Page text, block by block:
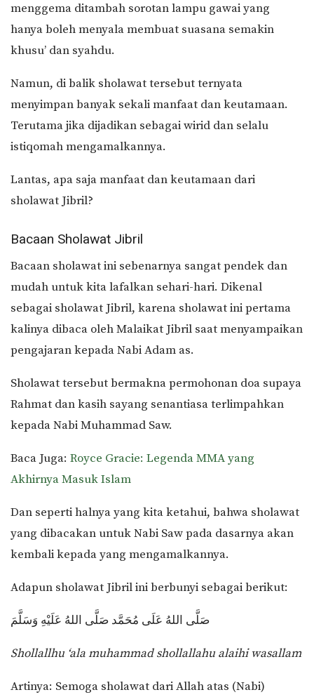
menggema ditambah sorotan lampu gawai yang
hanya boleh menyala membuat suasana semakin
khusu’ dan syahdu.
Namun, di balik sholawat tersebut ternyata
menyimpan banyak sekali manfaat dan keutamaan.
Terutama jika dijadikan sebagai wirid dan selalu
istiqomah mengamalkannya.
Lantas, apa saja manfaat dan keutamaan dari
sholawat Jibril?
Bacaan Sholawat Jibril
Bacaan sholawat ini sebenarnya sangat pendek dan
mudah untuk kita lafalkan sehari-hari. Dikenal
sebagai sholawat Jibril, karena sholawat ini pertama
kalinya dibaca oleh Malaikat Jibril saat menyampaikan
pengajaran kepada Nabi Adam as.
Sholawat tersebut bermakna permohonan doa supaya
Rahmat dan kasih sayang senantiasa terlimpahkan
kepada Nabi Muhammad Saw.
Baca Juga: Royce Gracie: Legenda MMA yang
Akhirnya Masuk Islam
Dan seperti halnya yang kita ketahui, bahwa sholawat
yang dibacakan untuk Nabi Saw pada dasarnya akan
kembali kepada yang mengamalkannya.
Adapun sholawat Jibril ini berbunyi sebagai berikut:
صَلَّى اللهُ عَلَى مُحَمَّد صَلَّى اللهُ عَلَيْهِ وَسَلَّمَ
Shollallhu ‘ala muhammad shollallahu alaihi wasallam
Artinya: Semoga sholawat dari Allah atas (Nabi)